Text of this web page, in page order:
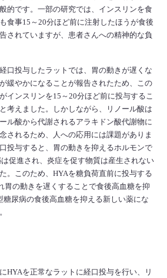
的です。一部の研究では、インスリンを食
食事15～20分ほど前に注射したほうが食後
されていますが、患者さんへの精神的な負
口投与したラットでは、胃の動きが遅くな
緩やかになることが報告されたため、この
インスリンを15～20分ほど前に投与するこ
考えました。しかしながら、リノール酸は
ル酸から代謝されるアラキドン酸代謝物に
されるため、人への応用には課題がありま
投与すると、胃の動きを抑えるホルモンで
促進され、炎症を促す物質は産生されない
。このため、HYAを糖負荷直前に投与する
胃の動きを遅くすることで食後高血糖を抑
糖尿病の食後高血糖を抑える新しい薬にな
HYAを正常なラットに経口投与を行い、リ